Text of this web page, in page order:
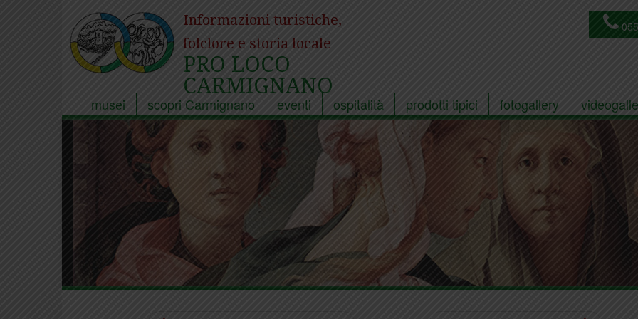
Informazioni turistiche,
folclore e storia locale
PRO LOCO
CARMIGNANO
musei scopri Carmignano eventi ospitalità prodotti tipici fotogallery